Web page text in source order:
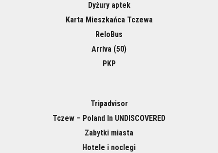
Dyżury aptek
Karta Mieszkańca Tczewa
ReloBus
Arriva (50)
PKP
Tripadvisor
Tczew – Poland In UNDISCOVERED
Zabytki miasta
Hotele i noclegi